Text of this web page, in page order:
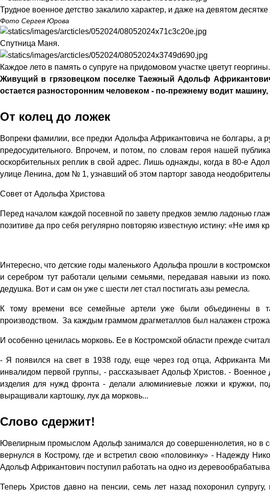
Трудное военное детство закалило характер, и даже на девятом
Фото Сергея Юрова
Спутница Маня.
Каждое лето в память о супруге на придомовом участке цветут георгины.
Живущий в грязовецком поселке Таежный Адольф
остается разносторонним человеком - по-прежнему водит
От колец до ложек
Вопреки фамилии, все предки Адольфа Африкантовича не болгары, а
предосудительного. Впрочем, и потом, по словам героя нашей
оскорбительных реплик в свой адрес. Лишь однажды, когда в 80-е
улице Ленина, дом № 1, узнавший об этом парторг завода
Совет от Адольфа Христова
Перед началом каждой посевной по завету предков землю ладонью
позитиве да про себя регулярно повторяю известную истину: «Не имя
Интересно, что детские годы маленького Адольфа прошли в
и серебром тут работали целыми семьями, передавая навыки из
дедушка. Вот и сам он уже с шести лет стал постигать азы ремесла.
К тому времени все семейные артели уже были объединены в
производством. За каждым граммом драгметаллов был налажен
И особенно ценилась морковь. Ее в Костромской области прежде
- Я появился на свет в 1938 году, еще через год отца, Африканта
инвалидом первой группы, - рассказывает Адольф Христов. -
изделия для нужд фронта - делали алюминиевые ложки и кружки,
выращивали картошку, лук да морковь...
Слово сдержит!
Ювелирным промыслом Адольф занимался до совершеннолетия, но в
вернулся в Кострому, где и встретил свою «половинку» - Надежду
Адольф Африкантович поступил работать на одно из
Теперь Христов давно на пенсии, семь лет назад похоронил